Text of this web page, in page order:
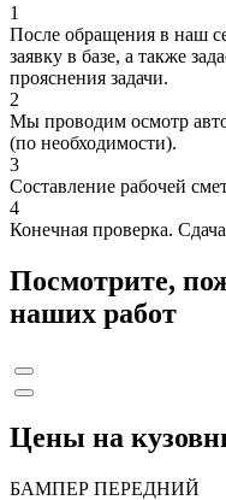
1
После обращения в наш
заявку в базе, а также
прояснения задачи.
2
Мы проводим осмотр
(по необходимости).
3
Составление рабочей
4
Конечная проверка.
Посмотрите,
наших работ
Цены на
БАМПЕР ПЕРЕДНИЙ